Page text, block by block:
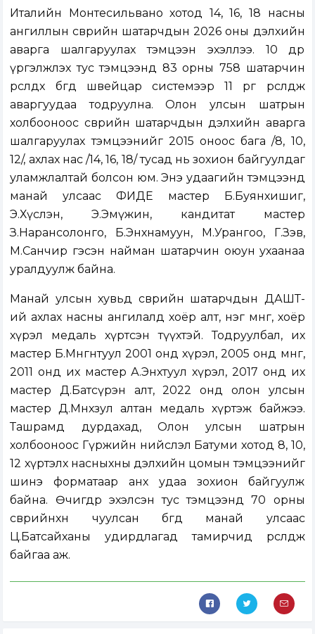
Италийн Монтесильвано хотод 14, 16, 18 насны
ангиллын өсвөрийн шатарчдын 2026 оны дэлхийн
аварга шалгаруулах тэмцээн эхэллээ. 10 өдөр
үргэлжлэх тус тэмцээнд 83 орны 758 шатарчин
өрсөлдөх бөгөөд швейцар системээр 11 өрөг өрсөлдөж
аваргуудаа тодруулна. Олон улсын шатрын
холбооноос өсвөрийн шатарчдын дэлхийн аварга
шалгаруулах тэмцээнийг 2015 оноос бага /8, 10,
12/, ахлах нас /14, 16, 18/ тусад нь зохион байгуулдаг
уламжлалтай болсон юм. Энэ удаагийн тэмцээнд
манай улсаас ФИДЕ мастер Б.Буянхишиг,
Э.Хүслэн, Э.Эмүжин, кандитат мастер
З.Нарансолонго, Б.Энхнамуун, М.Урангоо, Г.Зэв,
М.Санчир гэсэн найман шатарчин оюун ухаанаа
уралдуулж байна.
Манай улсын хувьд өсвөрийн шатарчдын ДАШТ-
ий ахлах насны ангилалд хоёр алт, нэг мөнгө, хоёр
хүрэл медаль хүртсэн түүхтэй. Тодруулбал, их
мастер Б.Мөнгөнтуул 2001 онд хүрэл, 2005 онд мөнгө,
2011 онд их мастер А.Энхтуул хүрэл, 2017 онд их
мастер Д.Батсүрэн алт, 2022 онд олон улсын
мастер Д.Мөнхзул алтан медаль хүртэж байжээ.
Ташрамд дурдахад, Олон улсын шатрын
холбооноос Гүржийн нийслэл Батуми хотод 8, 10,
12 хүртэлх насныхны дэлхийн цомын тэмцээнийг
шинэ форматаар анх удаа зохион байгуулж
байна. Өчигдөр эхэлсэн тус тэмцээнд 70 орны
өсвөрийнхөн чуулсан бөгөөд манай улсаас
Ц.Батсайханы удирдлагад тамирчид өрсөлдөж
байгаа аж.